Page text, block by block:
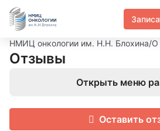
НМИЦ онкологии им. Н.Н. Блохина/О
Отзывы
Открыть меню
Оставить